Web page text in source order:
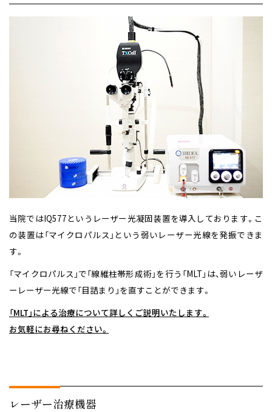
当院ではIQ577というレーザー光凝固装置を導入しております。 こ
の装置は「マイクロパルス」という弱いレーザー光線を発振できま
す。
「マイクロパルス」で「線維柱帯形成術」を行う「MLT」は、弱いレーザ
ーレーザー光線で「目詰まり」を直すことができます。
「MLT」による治療について詳しくご説明いたします。
お気軽にお尋ねください。
レーザー治療機器